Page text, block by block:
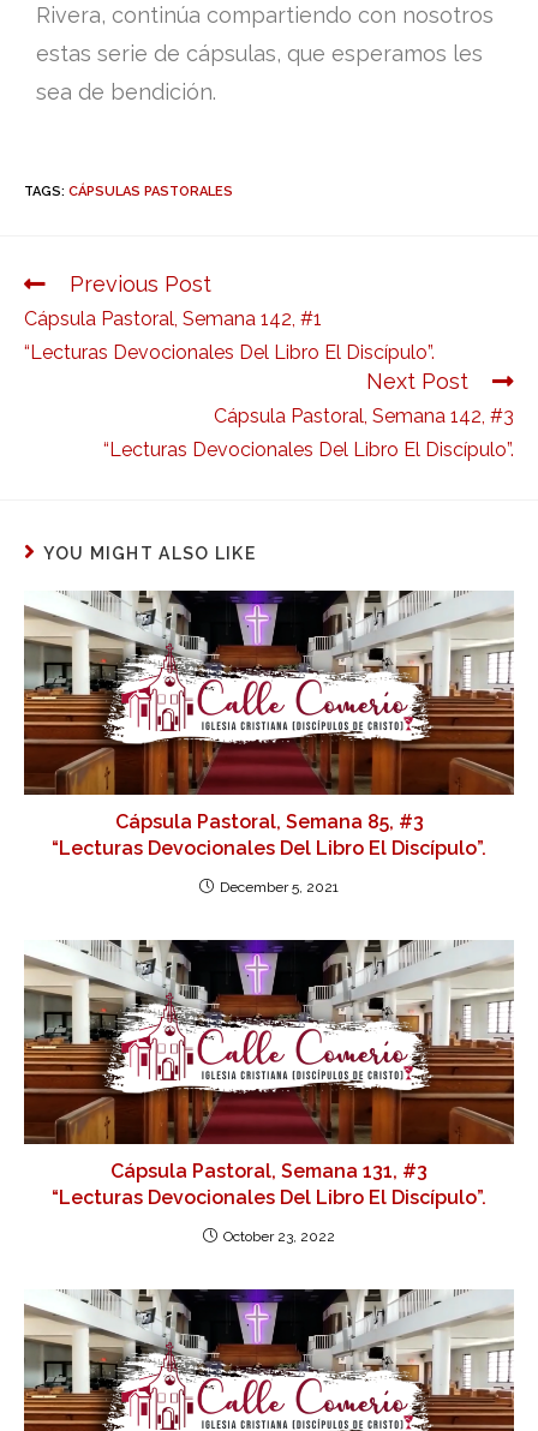
Rivera, continúa compartiendo con nosotros
estas serie de cápsulas, que esperamos les
sea de bendición.
TAGS: CÁPSULAS PASTORALES
Previous Post
Cápsula Pastoral, Semana 142, #1
“Lecturas Devocionales Del Libro El Discípulo”.
Next Post
Cápsula Pastoral, Semana 142, #3
“Lecturas Devocionales Del Libro El Discípulo”.
YOU MIGHT ALSO LIKE
Cápsula Pastoral, Semana 85, #3
“Lecturas Devocionales Del Libro El Discípulo”.
December 5, 2021
Cápsula Pastoral, Semana 131, #3
“Lecturas Devocionales Del Libro El Discípulo”.
October 23, 2022